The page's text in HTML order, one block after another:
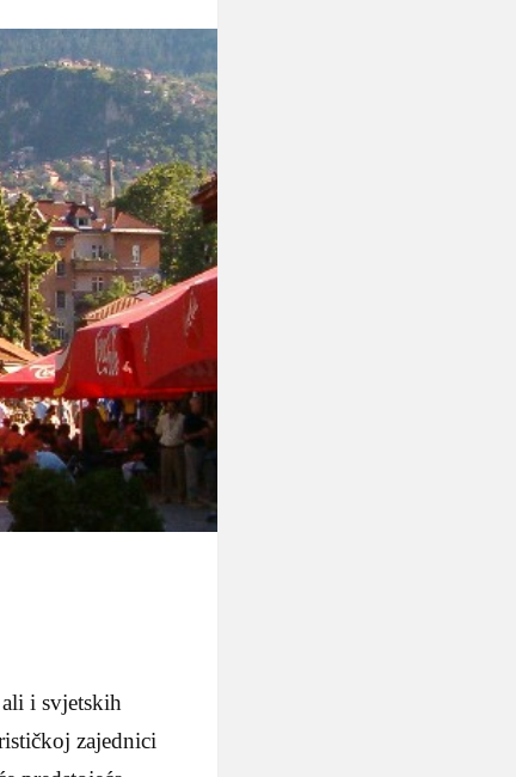
ali i svjetskih
zajednici